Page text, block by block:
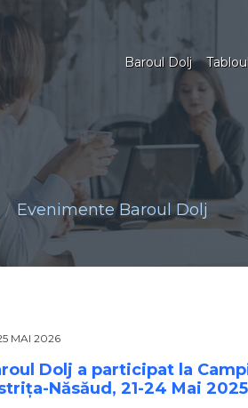
Baroul Dolj
Evenimente Baroul Dolj
MAI 2026
Dolj a participat la
Năsăud, 21-24 Mai 2025